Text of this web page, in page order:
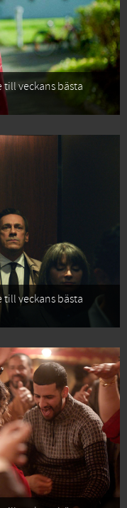
till veckans bästa
till veckans bästa